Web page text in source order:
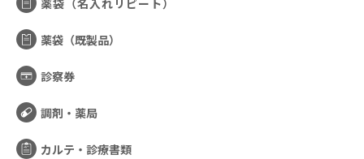
薬袋（名入れリピート）
薬袋（既製品）
診察券
調剤・薬局
カルテ・診療書類